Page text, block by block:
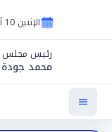
الإثنين 10 أغسطس 2026
رئيس مجلس
محمد جودة